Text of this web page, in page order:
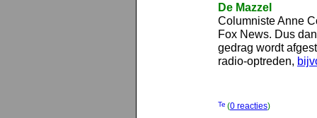
De Mazzel
Columniste Anne
Fox News. Dus
gedrag wordt
radio-optreden,
(0 reacties)